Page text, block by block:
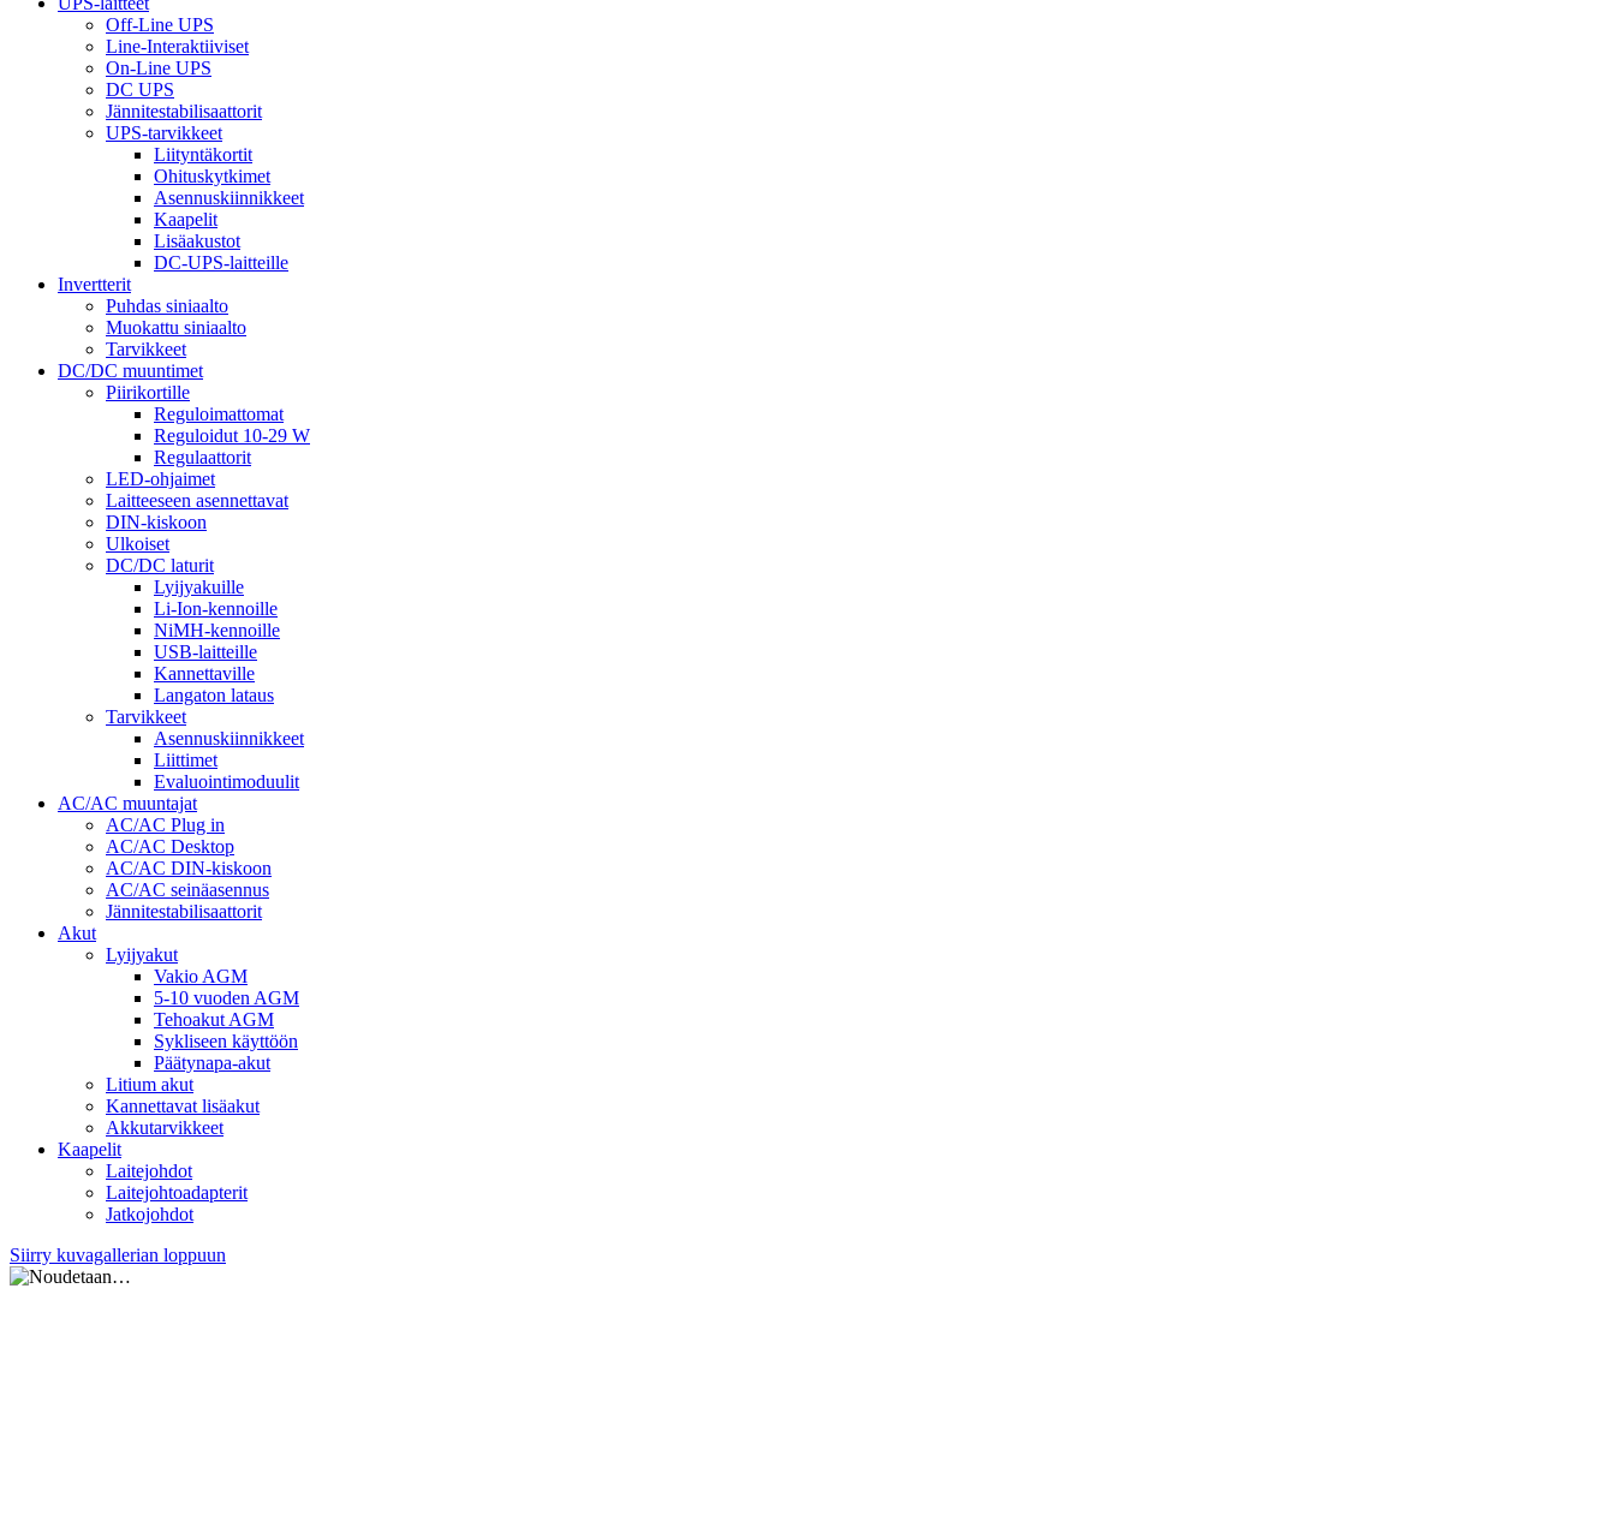
Off-Line UPS
Line-Interaktiiviset
On-Line UPS
DC UPS
Jännitestabilisaattorit
UPS-tarvikkeet
Liityntäkortit
Ohituskytkimet
Asennuskiinnikkeet
Kaapelit
Lisäakustot
DC-UPS-laitteille
Invertterit
Puhdas siniaalto
Muokattu siniaalto
Tarvikkeet
DC/DC muuntimet
Piirikortille
Reguloimattomat
Reguloidut 10-29 W
Regulaattorit
LED-ohjaimet
Laitteeseen asennettavat
DIN-kiskoon
Ulkoiset
DC/DC laturit
Lyijyakuille
Li-Ion-kennoille
NiMH-kennoille
USB-laitteille
Kannettaville
Langaton lataus
Tarvikkeet
Asennuskiinnikkeet
Liittimet
Evaluointimoduulit
AC/AC muuntajat
AC/AC Plug in
AC/AC Desktop
AC/AC DIN-kiskoon
AC/AC seinäasennus
Jännitestabilisaattorit
Akut
Lyijyakut
Vakio AGM
5-10 vuoden AGM
Tehoakut AGM
Sykliseen käyttöön
Päätynapa-akut
Litium akut
Kannettavat lisäakut
Akkutarvikkeet
Kaapelit
Laitejohdot
Laitejohtoadapterit
Jatkojohdot
Siirry kuvagallerian loppuun